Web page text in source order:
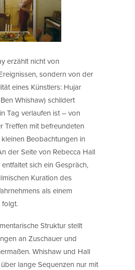
erzählt nicht von
sondern von der
eines Künstlers: Hujar
Whishaw) schildert
Tag verlaufen ist – von
Treffen mit befreundeten
Beobachtungen in
der Seite von Rebecca Hall
sich ein Gespräch,
Kuration des
als einem
folgt.
Struktur stellt
an Zuschauer und
Whishaw und Hall
lange Sequenzen nur mit